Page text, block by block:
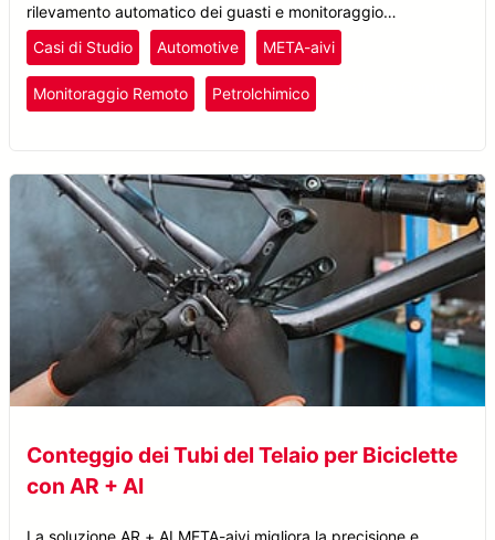
rilevamento automatico dei guasti e monitoraggio
intelligente, migliorando l’efficienza, riducendo i fermi
macchina e abbattendo i costi.
Casi di Studio Automotive META-aivi
Monitoraggio Remoto Petrolchimico
Conteggio dei Tubi del Telaio per Biciclette
con AR + AI
La soluzione AR + AI META-aivi migliora la precisione e